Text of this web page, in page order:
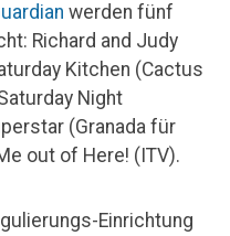
werden fünf
Richard and Judy
Kitchen (Cactus
Night
(Granada für
out of Here! (ITV).
Einrichtung